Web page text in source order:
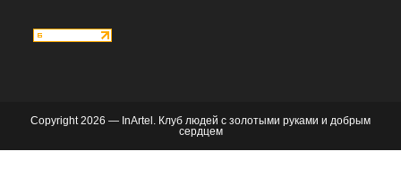
Copyright 2026 — InArtel. Клуб людей с золотыми руками и добрым
сердцем